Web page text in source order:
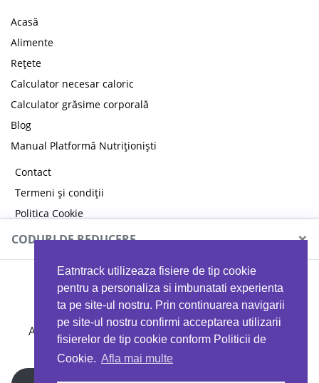
Eatntrack utilizeaza fisiere de tip cookie
pentru a personaliza si imbunatati experienta
ta pe site-ul nostru. Prin continuarea navigarii
pe site-ul nostru confirmi acceptarea utilizarii
fisierelor de tip cookie conform Politicii de
Cookie. Afla mai multe
Acasă
Alimente
Rețete
Calculator necesar caloric
Calculator grăsime corporală
Blog
Manual Platformă Nutriționiști
Contact
Termeni și condiții
Politica Cookie
Politica de confidențialitate
CODURI DE REDUCERE ×
MYPROTEIN
Ai 40%reducere la orice comandă folosind codul
EATTRACK